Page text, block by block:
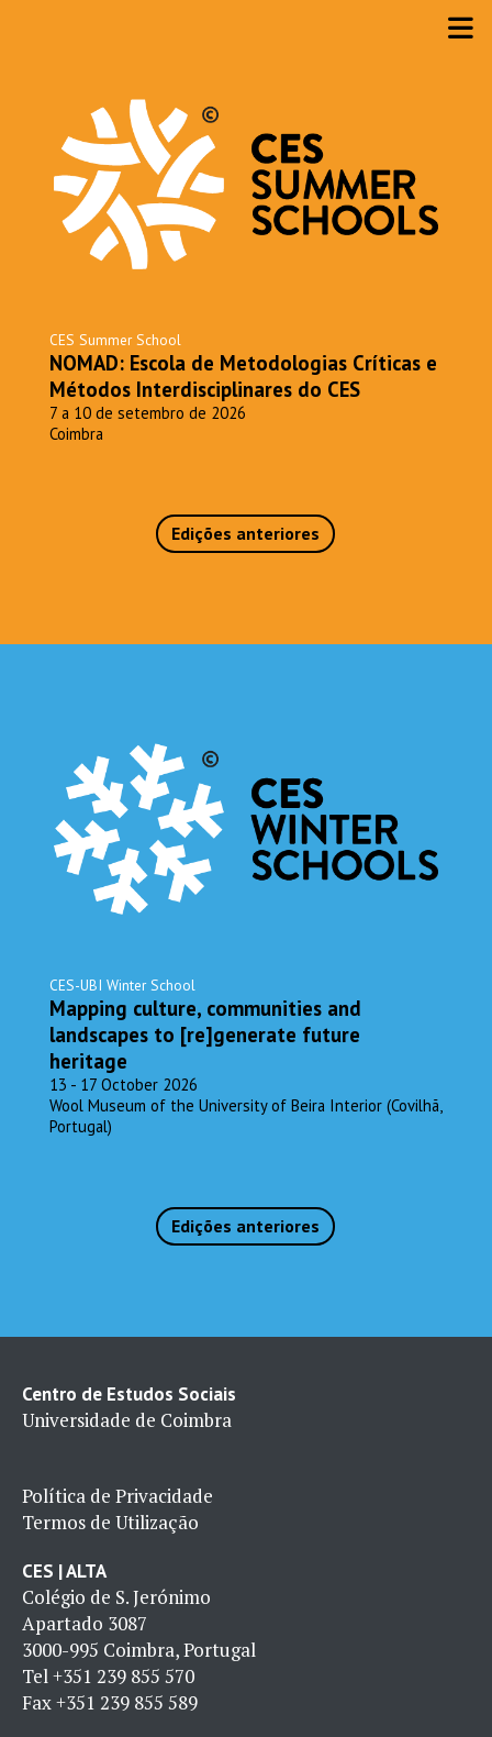
CES Summer School
NOMAD: Escola de Metodologias Críticas e
Métodos Interdisciplinares do CES
7 a 10 de setembro de 2026
Coimbra
Edições anteriores
CES-UBI Winter School
Mapping culture, communities and
landscapes to [re]generate future
heritage
13 - 17 October 2026
Wool Museum of the University of Beira Interior (Covilhã,
Portugal)
Edições anteriores
Centro de Estudos Sociais
Universidade de Coimbra
Política de Privacidade
Termos de Utilização
CES | ALTA
Colégio de S. Jerónimo
Apartado 3087
3000-995 Coimbra, Portugal
Tel +351 239 855 570
Fax+351 239 855 589